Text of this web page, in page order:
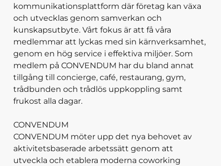
kommunikationsplattform där företag kan växa
och utvecklas genom samverkan och
kunskapsutbyte. Vårt fokus är att få våra
medlemmar att lyckas med sin kärnverksamhet,
genom en hög service i effektiva miljöer. Som
medlem på CONVENDUM har du bland annat
tillgång till concierge, café, restaurang, gym,
trådbunden och trådlös uppkoppling samt
frukost alla dagar.
CONVENDUM
CONVENDUM möter upp det nya behovet av
aktivitetsbaserade arbetssätt genom att
utveckla och etablera moderna coworking